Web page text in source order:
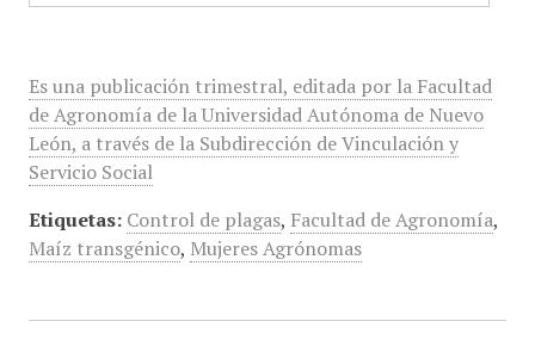
Es una publicación trimestral, editada por la Facultad
de Agronomía de la Universidad Autónoma de Nuevo
León, a través de la Subdirección de Vinculación y
Servicio Social
Etiquetas: Control de plagas, Facultad de Agronomía,
Maíz transgénico, Mujeres Agrónomas